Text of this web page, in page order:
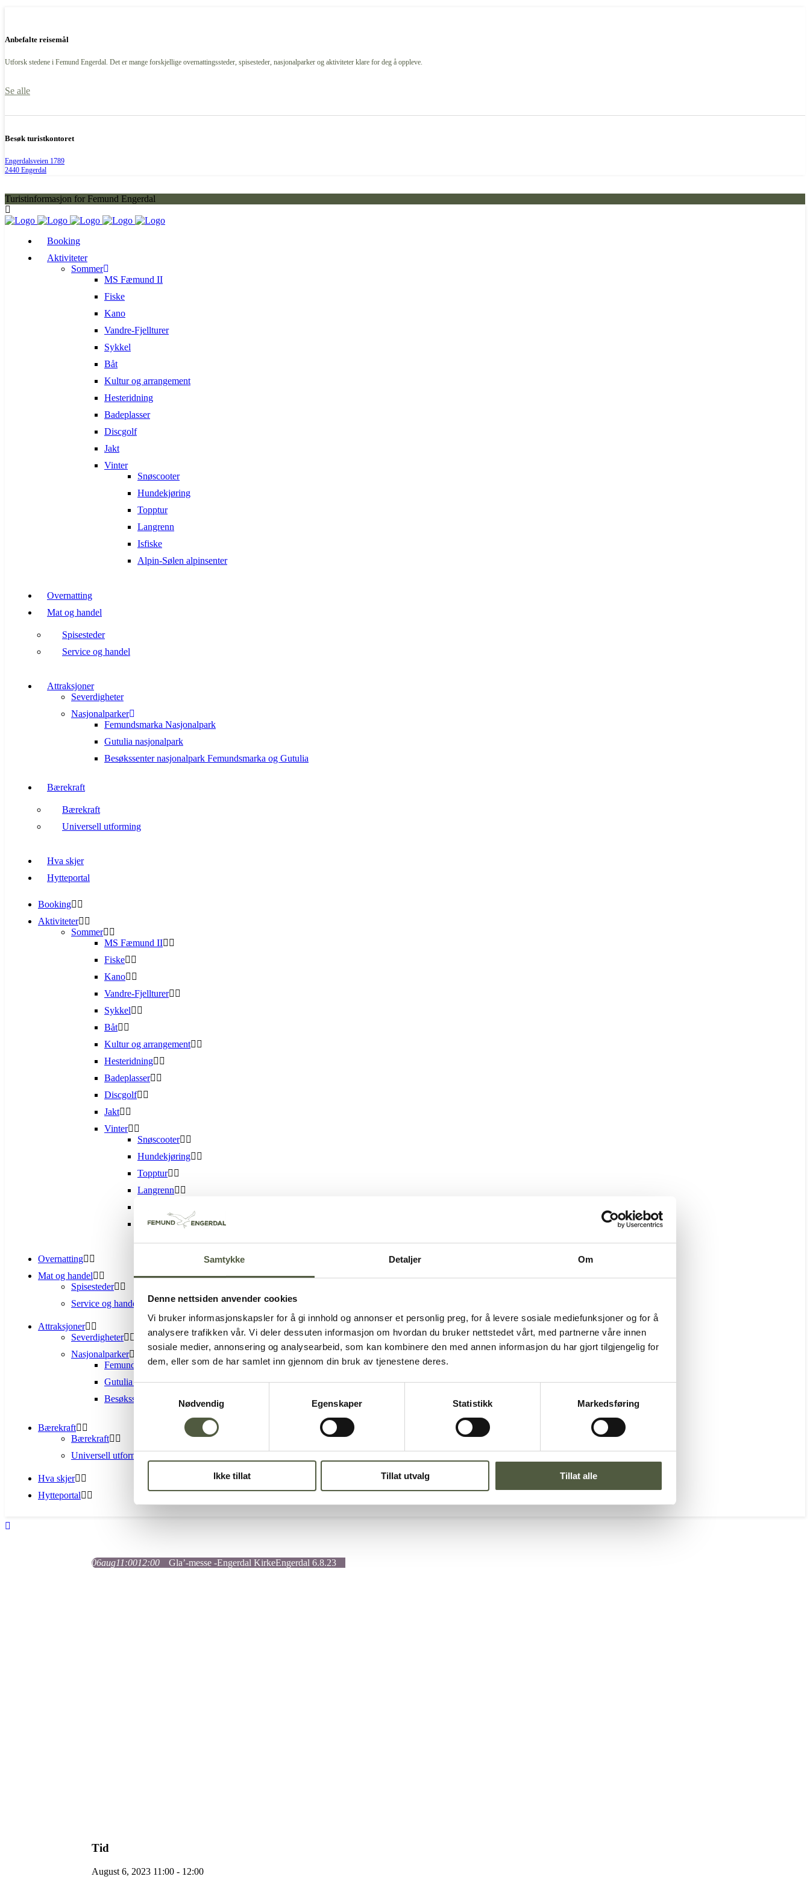
Samtykke Detaljer Om
Denne nettsiden anvender cookies
Vi bruker informasjonskapsler for å gi innhold og annonser et personlig preg, for å levere sosiale mediefunksjoner og for å
analysere trafikken vår. Vi deler dessuten informasjon om hvordan du bruker nettstedet vårt, med partnerne våre innen
sosiale medier, annonsering og analysearbeid, som kan kombinere den med annen informasjon du har gjort tilgjengelig for
dem, eller som de har samlet inn gjennom din bruk av tjenestene deres.
Samtykkevalg
Nødvendig
Egenskaper Statistikk Markedsføring
Ikke tillat Tillat utvalg Tillat alle
Anbefalte reisemål
Utforsk stedene i Femund Engerdal. Det er mange forskjellige overnattingssteder, spisesteder, nasjonalparker og aktiviteter klare for deg å oppleve.
Se alle
Besøk turistkontoret
Engerdalsveien 1789
2440 Engerdal
Turistinformasjon for Femund Engerdal
Booking
Aktiviteter
Sommer
MS Fæmund II
Fiske
Kano
Vandre-Fjellturer
Sykkel
Båt
Kultur og arrangement
Hesteridning
Badeplasser
Discgolf
Jakt
Vinter
Snøscooter
Hundekjøring
Topptur
Langrenn
Isfiske
Alpin-Sølen alpinsenter
Overnatting
Mat og handel
Spisesteder
Service og handel
Attraksjoner
Severdigheter
Nasjonalparker
Femundsmarka Nasjonalpark
Gutulia nasjonalpark
Besøkssenter nasjonalpark Femundsmarka og Gutulia
Bærekraft
Bærekraft
Universell utforming
Hva skjer
Hytteportal
Booking
Aktiviteter
Sommer
MS Fæmund II
Fiske
Kano
Vandre-Fjellturer
Sykkel
Båt
Kultur og arrangement
Hesteridning
Badeplasser
Discgolf
Jakt
Vinter
Snøscooter
Hundekjøring
Topptur
Langrenn
Alpin-Sølen alpinsenter
Overnatting
Mat og handel
Spisesteder
Service og handel
Attraksjoner
Severdigheter
Nasjonalparker
Femundsmarka Nasjonalpark
Gutulia nasjonalpark
Besøkssenter nasjonalpark Femundsmarka og Gutulia
Bærekraft
Bærekraft
Universell utforming
Hva skjer
Hytteportal
06aug11:0012:00 Gla’-messe -Engerdal KirkeEngerdal 6.8.23
Tid
August 6, 2023 11:00 - 12:00